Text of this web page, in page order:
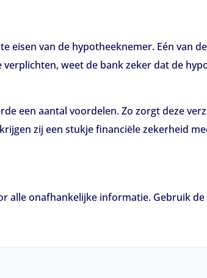
van de hypotheeknemer. Eén van
weet de bank zeker dat de
een aantal voordelen. Zo zorgt deze
zij een stukje financiële zekerheid
alle onafhankelijke informatie. Gebruik